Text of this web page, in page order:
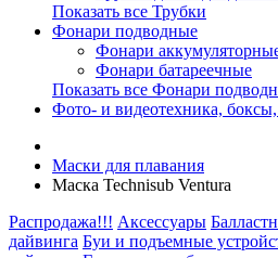
Показать все Трубки
Фонари подводные
Фонари
Фонари батареечные
Показать все Фонари
Фото- и видеотехника, боксы,
Маски для плавания
Маска Technisub Ventura
Распродажа!!! Аксессуары
дайвинга Буи и подъемные